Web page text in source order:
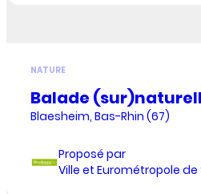
NATURE
Balade
Blaesheim, Bas-Rhin (67)
Proposé par
Ville et Eurométropole